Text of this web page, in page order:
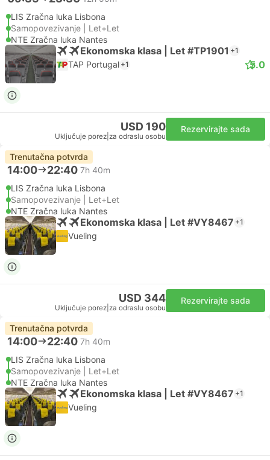
LIS Zračna luka Lisbona
Samopovezivanje | Let+Let
NTE Zračna luka Nantes
Ekonomska klasa | Let #TP1901 +1
TAP Portugal +1 5.0
USD 190
Uključuje porez za odraslu osobu
Rezervirajte sada
Trenutačna potvrda
14:00 22:40 7h 40m
LIS Zračna luka Lisbona
Samopovezivanje | Let+Let
NTE Zračna luka Nantes
Ekonomska klasa | Let #VY8467 +1
Vueling
USD 344
Uključuje porez za odraslu osobu
Rezervirajte sada
Trenutačna potvrda
14:00 22:40 7h 40m
LIS Zračna luka Lisbona
Samopovezivanje | Let+Let
NTE Zračna luka Nantes
Ekonomska klasa | Let #VY8467 +1
Vueling